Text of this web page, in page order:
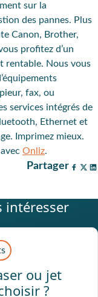
sur la
des pannes. Plus
Canon, Brother,
profitez d’un
rentable. Nous vous
fax, ou
services intégrés de
Ethernet et
Imprimez mieux.
Onliz.
Partager
intéresser
ou jet
?